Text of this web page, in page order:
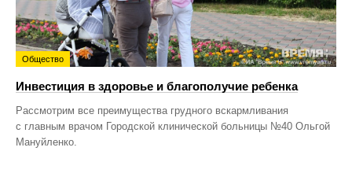
Общество
Инвестиция в здоровье и благополучие ребенка
Рассмотрим все преимущества грудного вскармливания
с главным врачом Городской клинической больницы №40 Ольгой
Мануйленко.